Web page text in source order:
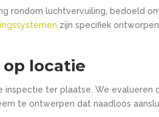
rondom luchtvervuiling, bedoeld
zijn specifiek
locatie
ter plaatse. We evalueren
te ontwerpen dat naadloos